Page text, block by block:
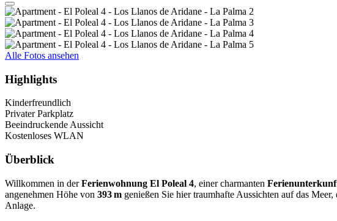
Alle Fotos ansehen
Highlights
Kinderfreundlich
Privater Parkplatz
Beeindruckende Aussicht
Kostenloses WLAN
Überblick
Willkommen in derFerienwohnung El Poleal 4, einer charmanten
angenehmen Höhe von 393 m genießen Sie hier traumhafte Aussichten auf das
Anlage.